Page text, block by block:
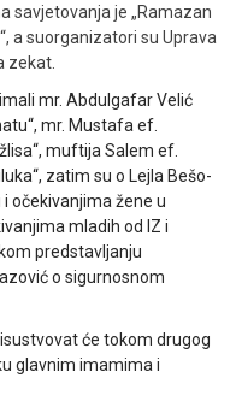
savjetovanja je „Ramazan
a suorganizatori su Uprava
zekat.
mr. Abdulgafar Velić
mr. Mustafa ef.
muftija Salem ef.
zatim su o Lejla Bešo-
očekivanjima žene u
mladih od IZ i
predstavljanju
o sigurnosnom
će tokom drugog
glavnim imamima i